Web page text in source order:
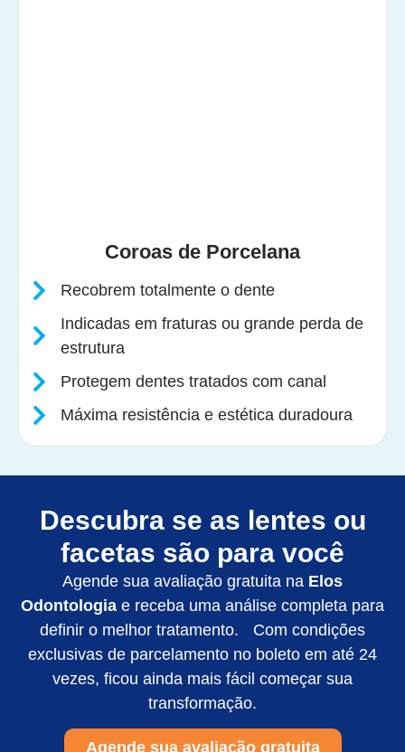
Coroas de Porcelana
Recobrem totalmente o dente
Indicadas em fraturas ou grande perda de
estrutura
Protegem dentes tratados com canal
Máxima resistência e estética duradoura
Descubra se as lentes ou
facetas são para você
Agende sua avaliação gratuita na Elos
Odontologia e receba uma análise completa para
definir o melhor tratamento. Com condições
exclusivas de parcelamento no boleto em até 24
vezes, ficou ainda mais fácil começar sua
transformação.
Agende sua avaliação gratuita